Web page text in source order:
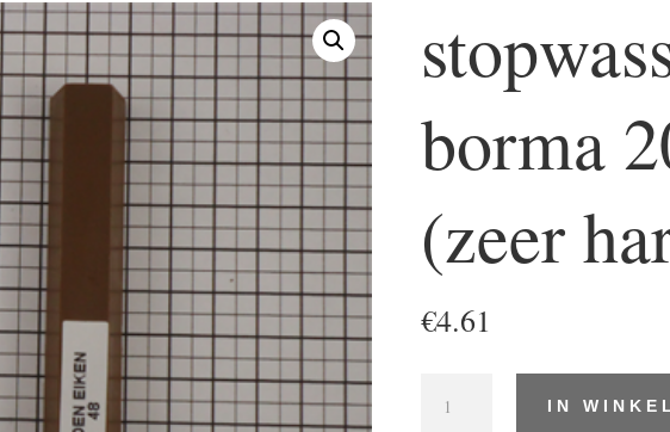
borma
(zeer
€4.61
borma
IN